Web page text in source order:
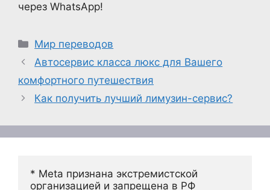
через WhatsApp!
Рубрики
Мир переводов
Автосервис класса люкс для Вашего
комфортного путешествия
Как получить лучший лимузин-сервис?
* Meta признана экстремистской
организацией и запрещена в РФ